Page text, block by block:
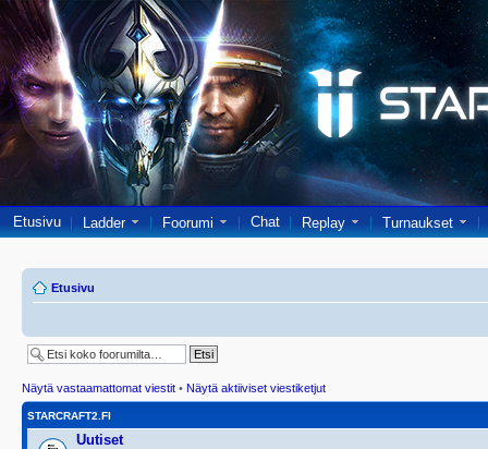
Etusivu Ladder Foorumi Chat Replay Turnaukset
Etusivu
Näytä vastaamattomat viestit • Näytä aktiiviset viestiketjut
STARCRAFT2.FI
Uutiset